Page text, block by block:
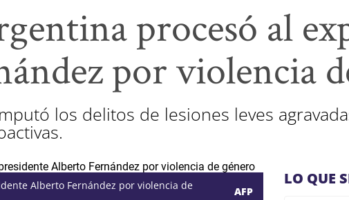
procesó al
por violencia
los delitos de lesiones leves
Alberto Fernández por violencia de
AFP
LO QUE